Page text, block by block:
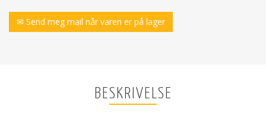
✉ Send meg mail når varen er på lager
BESKRIVELSE